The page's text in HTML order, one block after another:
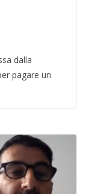
dalla
pagare un